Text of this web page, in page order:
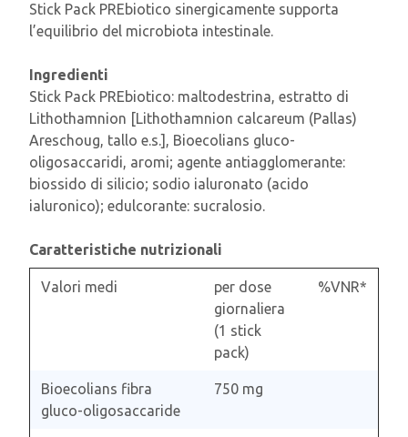
Stick Pack PREbiotico sinergicamente supporta
l’equilibrio del microbiota intestinale.
Ingredienti
Stick Pack PREbiotico: maltodestrina, estratto di
Lithothamnion [Lithothamnion calcareum (Pallas)
Areschoug, tallo e.s.], Bioecolians gluco-
oligosaccaridi, aromi; agente antiagglomerante:
biossido di silicio; sodio ialuronato (acido
ialuronico); edulcorante: sucralosio.
Caratteristiche nutrizionali
Valori medi
per dose
giornaliera
(1 stick
pack)
%VNR*
Bioecolians fibra
gluco-oligosaccaride
750 mg